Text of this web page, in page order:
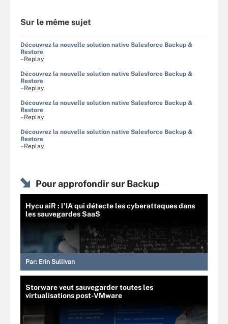
Sur le même sujet
Découvrez la nouvelle solution native Salesforce Backup &
Restore
–Replay
Découvrez la nouvelle solution native Salesforce Backup &
Restore
–Replay
Découvrez la nouvelle solution native Salesforce Backup &
Restore
–Replay
Découvrez la nouvelle solution native Salesforce Backup &
Restore
–Replay
Pour approfondir sur Backup
Hycu aiR : l’IA qui détecte les cyberattaques dans
les sauvegardes SaaS
Par: Erin Sullivan
Storware veut sauvegarder toutes les
virtualisations post-VMware